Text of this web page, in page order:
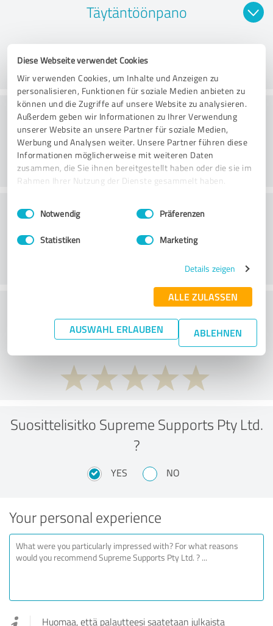
Diese Webseite verwendet Cookies
Wir verwenden Cookies, um Inhalte und Anzeigen zu
personalisieren, Funktionen für soziale Medien anbieten zu
können und die Zugriffe auf unsere Website zu analysieren.
Außerdem geben wir Informationen zu Ihrer Verwendung
unserer Website an unsere Partner für soziale Medien,
Werbung und Analysen weiter. Unsere Partner führen diese
Informationen möglicherweise mit weiteren Daten
zusammen, die Sie ihnen bereitgestellt haben oder die sie im
Rahmen Ihrer Nutzung der Dienste gesammelt haben.
Impressum Datenschutzbestimmungen
Einwilligungsauswahl
Notwendig Präferenzen
Statistiken Marketing
Details zeigen
ALLE ZULASSEN
AUSWAHL ERLAUBEN ABLEHNEN
Täytäntöönpano
Konsultointi
Asiakaspalvelu
What do you think of the price to
performance ratio?
Suosittelisitko Supreme Supports Pty Ltd.
?
YES NO
Your personal experience
Huomaa, että palautteesi saatetaan julkaista